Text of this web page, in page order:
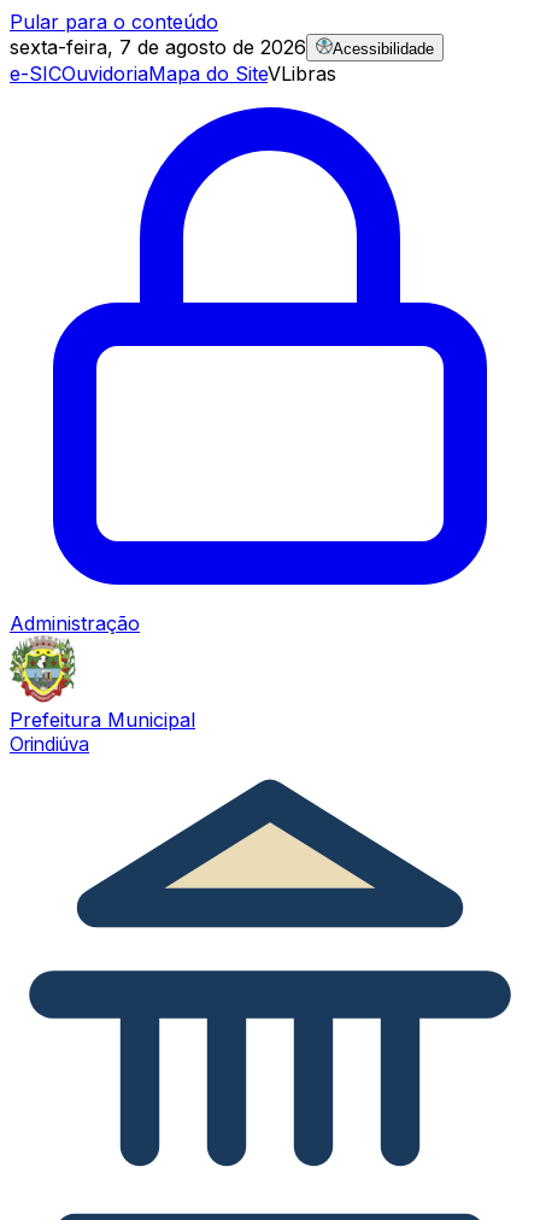
Pular para o conteúdo
sexta-feira, 7 de agosto de 2026
Acessibilidade
e-SICOuvidoriaMapa do SiteVLibras
Administração
Prefeitura Municipal
Orindiúva